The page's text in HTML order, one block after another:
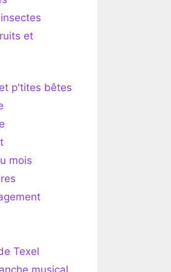
et
p'tites bêtes
mois
Texel
musical